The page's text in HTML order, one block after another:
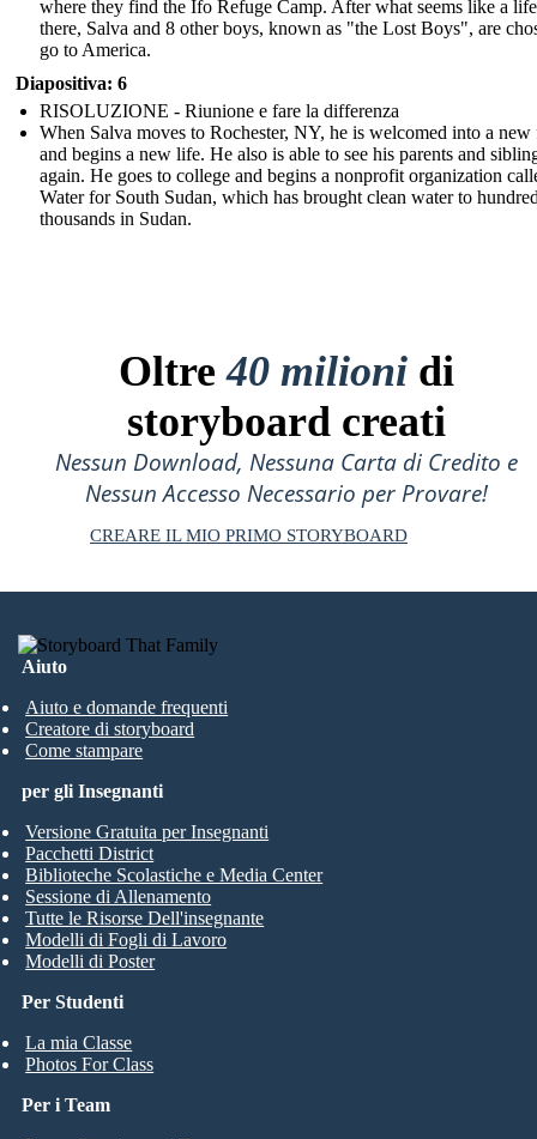
where they find the Ifo Refuge Camp. After what seems like a
there, Salva and 8 other boys, known as "the Lost Boys", are
go to America.
Diapositiva: 6
RISOLUZIONE - Riunione e fare la differenza
When Salva moves to Rochester, NY, he is welcomed into a
and begins a new life. He also is able to see his parents and
again. He goes to college and begins a nonprofit organization
Water for South Sudan, which has brought clean water to
thousands in Sudan.
Oltre40 milioni di
storyboard creati
Nessun Download, Nessuna Carta di Credito e
Nessun Accesso Necessario per Provare!
CREARE IL MIO PRIMO STORYBOARD
Aiuto
Aiuto e domande frequenti
Creatore di storyboard
Come stampare
Per Studenti
La mia Classe
Photos For Class
per gli Insegnanti
Versione Gratuita per Insegnanti
Pacchetti District
Biblioteche Scolastiche e Media Center
Sessione di Allenamento
Tutte le Risorse Dell'insegnante
Modelli di Fogli di Lavoro
Modelli di Poster
Per i Team